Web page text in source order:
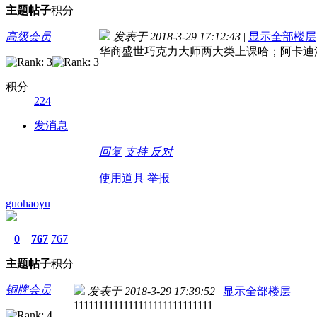
主题帖子积分
高级会员
积分
224
发消息
发表于 2018-3-29 17:12:43 | 显示全部楼层
华商盛世巧克力大师两大类上课哈；阿卡迪
回复 支持 反对
使用道具 举报
guohaoyu
0
主题
767
帖子
767
积分
铜牌会员 发表于 2018-3-29 17:39:52 | 显示全部楼层
1111111111111111111111111111